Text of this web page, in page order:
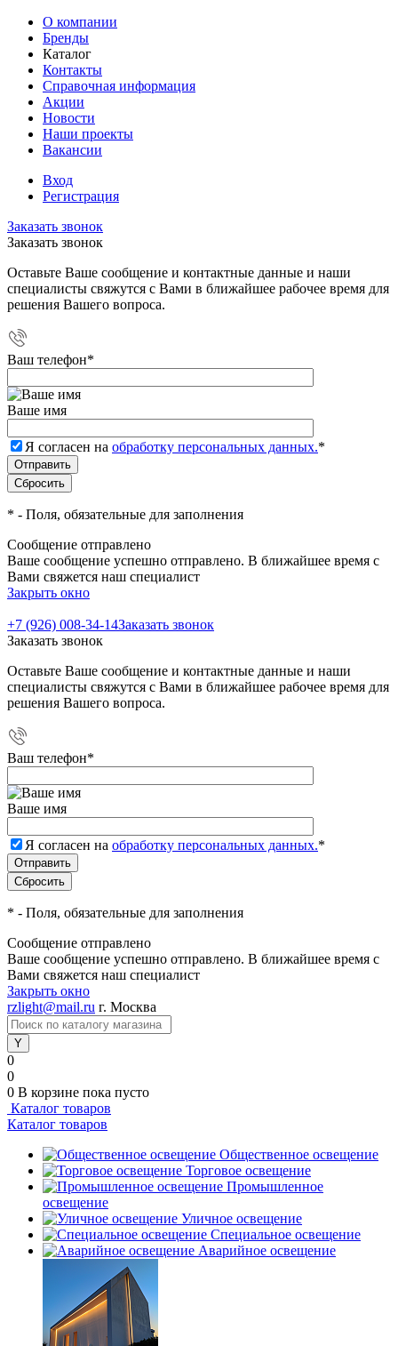
О компании
Бренды
Каталог
Контакты
Справочная информация
Акции
Новости
Наши проекты
Вакансии
Вход
Регистрация
Заказать звонок
Заказать звонок
Оставьте Ваше сообщение и контактные данные и наши
специалисты свяжутся с Вами в ближайшее рабочее время для
решения Вашего вопроса.
Ваш телефон*
Ваше имя
Я согласен на обработку персональных данных.*
* - Поля, обязательные для заполнения
Сообщение отправлено
Ваше сообщение успешно отправлено. В ближайшее время с
Вами свяжется наш специалист
Закрыть окно
+7 (926) 008-34-14Заказать звонок
Заказать звонок
Оставьте Ваше сообщение и контактные данные и наши
специалисты свяжутся с Вами в ближайшее рабочее время для
решения Вашего вопроса.
Ваш телефон*
Ваше имя
Я согласен на обработку персональных данных.*
* - Поля, обязательные для заполнения
Сообщение отправлено
Ваше сообщение успешно отправлено. В ближайшее время с
Вами свяжется наш специалист
Закрыть окно
rzlight@mail.ru г. Москва
0
0
0 В корзине пока пусто
Каталог товаров
Каталог товаров
Общественное освещение
Торговое освещение
Промышленное
освещение
Уличное освещение
Специальное освещение
Аварийное освещение